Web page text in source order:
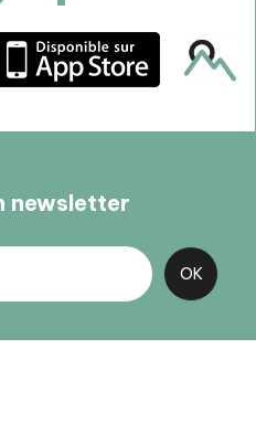
newsletter